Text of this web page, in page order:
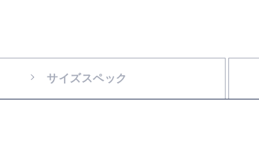
サイズスペック